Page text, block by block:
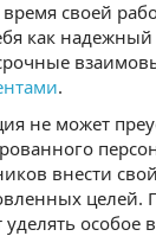
время своей
как надежный
.
не может
внести
целей.
уделять особое